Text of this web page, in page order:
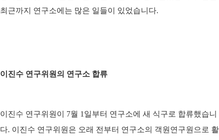
최근까지 연구소에는 많은 일들이 있었습니다.
이진수 연구위원의 연구소 합류
이진수 연구위원이 7월 1일부터 연구소에 새 식구로 합류했습니
다. 이진수 연구위원은 오래 전부터 연구소의 객원연구원으로 활